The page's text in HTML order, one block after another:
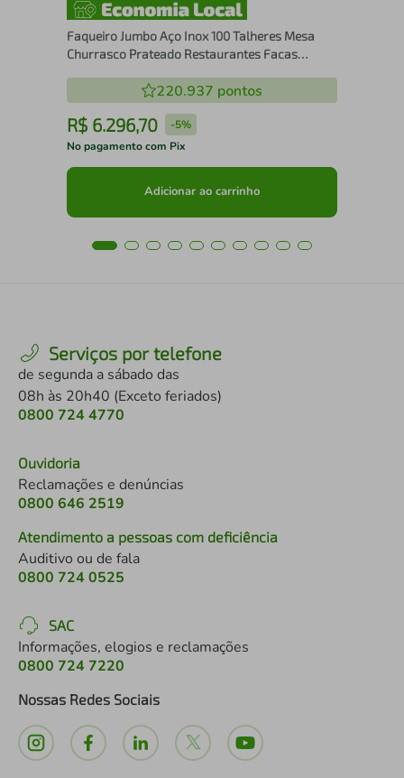
Faqueiro Jumbo Aço Inox 100 Talheres Mesa
Churrasco Prateado Restaurantes Facas
220.937 pontos
R$ 6.296,70 -5%
No pagamento com Pix
Adicionar ao carrinho
Serviços por telefone
de segunda a sábado das
08h às 20h40 (Exceto feriados)
0800 724 4770
Ouvidoria
Reclamações e denúncias
0800 646 2519
Atendimento a pessoas com deficiência
Auditivo ou de fala
0800 724 0525
SAC
Informações, elogios e reclamações
0800 724 7220
Nossas Redes Sociais